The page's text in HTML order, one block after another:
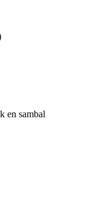
en sambal